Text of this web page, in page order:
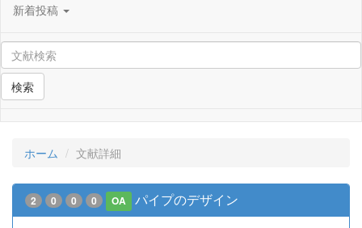
新着投稿
検索
ホーム 文献詳細
2 0 0 0 OA パイプのデザイン